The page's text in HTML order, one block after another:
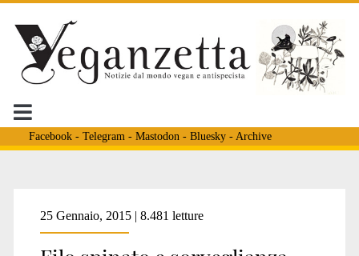
Facebook- Telegram - Mastodon - Bluesky- Archive
25 Gennaio, 2015 | 8.481 letture